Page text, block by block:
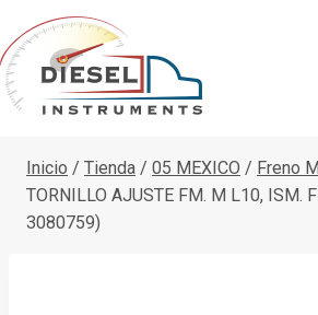
Saltar
al
contenido
Inicio / Tienda / 05 MEXICO / Freno
TORNILLO AJUSTE FM. M L10, ISM.
3080759)